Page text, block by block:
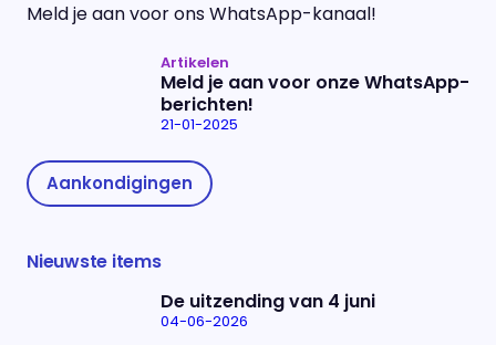
Meld je aan voor ons WhatsApp-kanaal!
Artikelen
Meld je aan voor onze WhatsApp-
berichten!
21-01-2025
Aankondigingen
Nieuwste items
De uitzending van 4 juni
04-06-2026